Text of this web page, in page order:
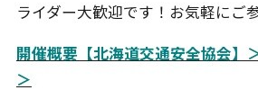
ライダー大歓迎です！お気軽にご
開催概要【北海道交通安全協会】
＞